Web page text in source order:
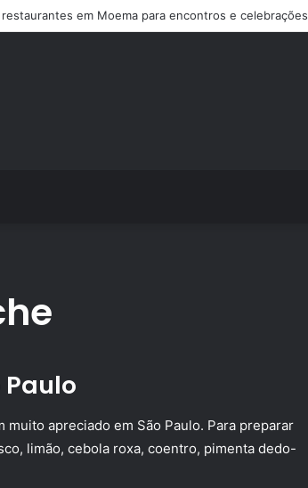
em Moema para encontros e celebrações
apreciado em São Paulo. Para preparar
limão, cebola roxa, coentro, pimenta dedo-